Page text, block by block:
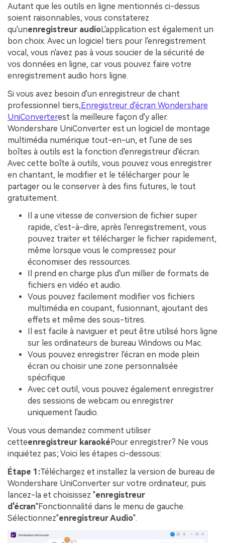
Autant que les outils en ligne mentionnés ci-dessus
soient raisonnables, vous constaterez
qu'unenregistreur audioL'application est également un
bon choix. Avec un logiciel tiers pour l'enregistrement
vocal, vous n'avez pas à vous soucier de la sécurité de
vos données en ligne, car vous pouvez faire votre
enregistrement audio hors ligne.
Si vous avez besoin d'un enregistreur de chant
professionnel tiers,Enregistreur d'écran Wondershare
UniConverterest la meilleure façon d'y aller.
Wondershare UniConverter est un logiciel de montage
multimédia numérique tout-en-un, et l'une de ses
boîtes à outils est la fonction d'enregistreur d'écran.
Avec cette boîte à outils, vous pouvez vous enregistrer
en chantant, le modifier et le télécharger pour le
partager ou le conserver à des fins futures, le tout
gratuitement.
Il a une vitesse de conversion de fichier super
rapide, c'est-à-dire, après l'enregistrement, vous
pouvez traiter et télécharger le fichier rapidement,
même lorsque vous le compressez pour
économiser des ressources.
Il prend en charge plus d'un millier de formats de
fichiers en vidéo et audio.
Vous pouvez facilement modifier vos fichiers
multimédia en coupant, fusionnant, ajoutant des
effets et même des sous-titres.
Il est facile à naviguer et peut être utilisé hors ligne
sur les ordinateurs de bureau Windows ou Mac.
Vous pouvez enregistrer l'écran en mode plein
écran ou choisir une zone personnalisée
spécifique.
Avec cet outil, vous pouvez également enregistrer
des sessions de webcam ou enregistrer
uniquement l'audio.
Vous vous demandez comment utiliser
cetteenregistreur karaoké Pour enregistrer? Ne vous
inquiétez pas; Voici les étapes ci-dessous:
Étape 1:Téléchargez et installez la version de bureau de
Wondershare UniConverter sur votre ordinateur, puis
lancez-la et choisissez "enregistreur
d'écran"Fonctionnalité dans le menu de gauche.
Sélectionnez"enregistreur Audio".